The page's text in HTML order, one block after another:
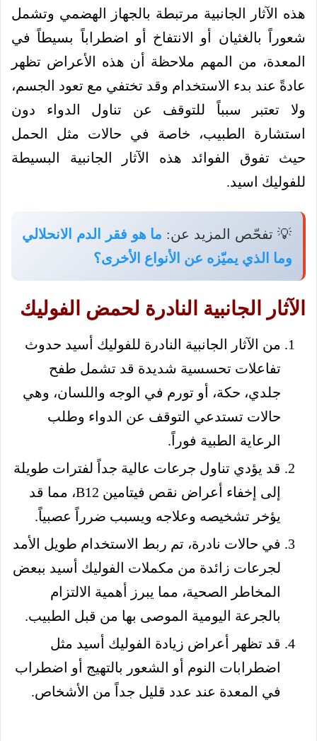
هذه الآثار الجانبية مرتبطة بالجهاز الهضمي وتشمل
شعوراً بالغثيان أو الانتفاخ أو اضطراباً بسيطاً في
المعدة، من المهم ملاحظة أن هذه الأعراض تظهر
عادةً عند بدء الاستخدام وقد تختفي مع تعود الجسم،
ولا تعتبر سبباً للتوقف عن تناول الدواء دون
استشارة الطبيب، خاصة في حالات مثل الحمل
حيث تفوق الفوائد هذه الآثار الجانبية البسيطة
للفوليك اسيد.
💡 تفحّص المزيد عن: ما هو فقر الدم الانحلالي
وما الذي يميّزه عن الأنواع الأخرى؟
الآثار الجانبية النادرة لحمض الفوليك
من الآثار الجانبية النادرة للفوليك أسيد حدوث
تفاعلات تحسسية شديدة قد تشمل طفح
جلدي، حكة، أو تورم في الوجه واللسان، وهي
حالات تستدعي التوقف عن الدواء وطلب
الرعاية الطبية فوراً.
قد يؤدي تناول جرعات عالية جداً لفترات طويلة
إلى إخفاء أعراض نقص فيتامين B12، مما قد
يؤخر تشخيصه وعلاجه ويسبب ضرراً عصبياً.
في حالات نادرة، تم ربط الاستخدام طويل الأمد
لجرعات زائدة من مكملات الفوليك أسيد ببعض
المخاطر الصحية، مما يبرز أهمية الالتزام
بالجرعة اليومية الموصى بها من قبل الطبيب.
قد تظهر أعراض زيادة الفوليك أسيد مثل
اضطرابات النوم أو الشعور بالتهيج أو اضطراب
في المعدة عند عدد قليل جداً من الأشخاص.